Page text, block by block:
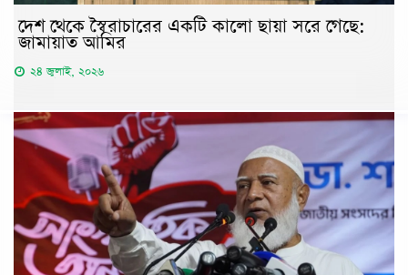
দেশ থেকে স্বৈরাচারের একটি কালো ছায়া সরে গেছে:
জামায়াত আমির
২৪ জুলাই, ২০২৬